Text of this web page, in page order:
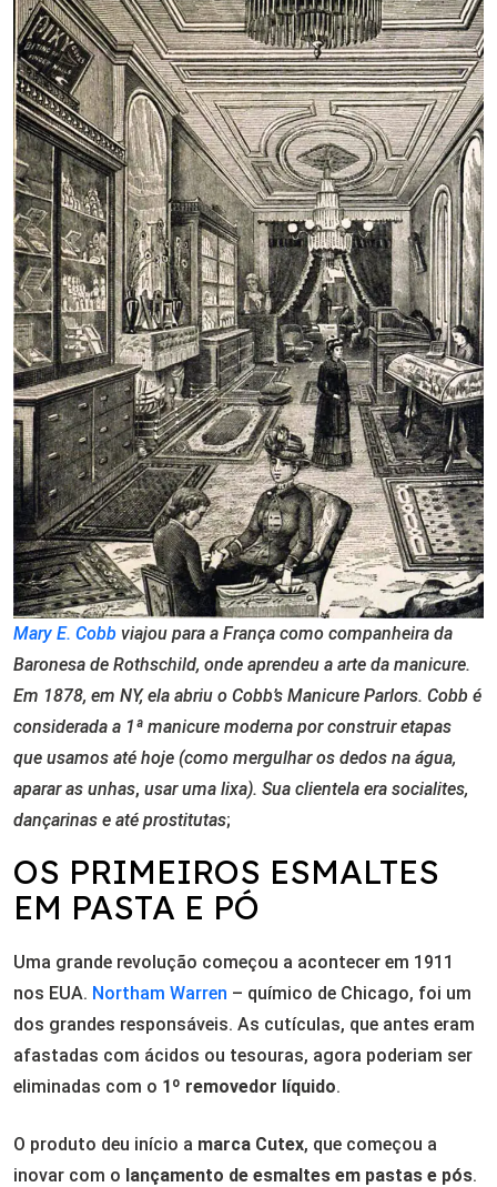
Mary E. Cobb viajou para a França como companheira da
Baronesa de Rothschild, onde aprendeu a arte da manicure.
Em 1878, em NY, ela abriu o Cobb’s Manicure Parlors. Cobb é
considerada a 1ª manicure moderna por construir etapas
que usamos até hoje (como mergulhar os dedos na água,
aparar as unhas, usar uma lixa). Sua clientela era socialites,
dançarinas e até prostitutas;
OS PRIMEIROS ESMALTES
EM PASTA E PÓ
Uma grande revolução começou a acontecer em 1911
nos EUA. Northam Warren – químico de Chicago, foi um
dos grandes responsáveis. As cutículas, que antes eram
afastadas com ácidos ou tesouras, agora poderiam ser
eliminadas com o 1º removedor líquido.
O produto deu início a marca Cutex, que começou a
inovar com o lançamento de esmaltes em pastas e pós.